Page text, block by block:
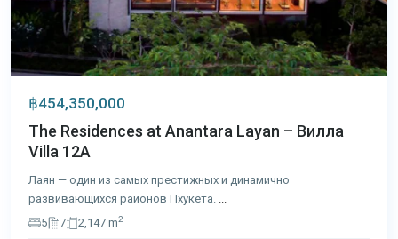
฿454,350,000
The Residences at Anantara Layan – Вилла
Villa 12A
Лаян — один из самых престижных и динамично
развивающихся районов Пхукета.
5
7 2,147 m2